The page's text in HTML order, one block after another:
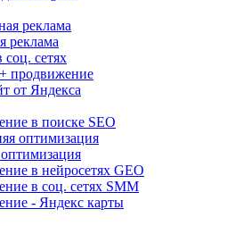
реклама
реклама
соц. сетях
продвижение
от Яндекса
в поиске SEO
оптимизация
в нейросетях GEO
в соц. сетях SMM
- Яндекс карты